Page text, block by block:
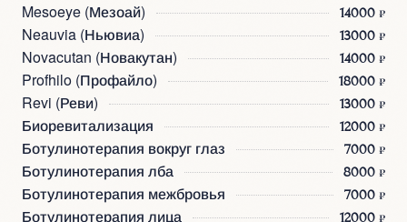
Mesoeye (Мезоай) 14000 ₽
Neauvia (Ньювиа) 13000 ₽
Novacutan (Новакутан) 14000 ₽
Profhilo (Профайло) 18000 ₽
Revi (Реви) 13000 ₽
Биоревитализация 12000 ₽
Ботулинотерапия вокруг глаз 7000 ₽
Ботулинотерапия лба 8000 ₽
Ботулинотерапия межбровья 7000 ₽
Ботулинотерапия лица 12000 ₽